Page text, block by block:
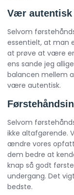
Vær autentisk
Selvom
essentielt, at man
at prøve at være
ens sande jeg
balancen mellem
være autentisk.
Selvom
ikke altafgørende.
ændre vores
dem bedre at
knap så godt
undergang. Det
bedste.